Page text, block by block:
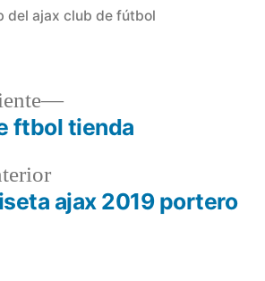
del ajax club de fútbol
Entrada
anterior:
ajax 2019 portero
Entrada
siguiente:
ftbol tienda